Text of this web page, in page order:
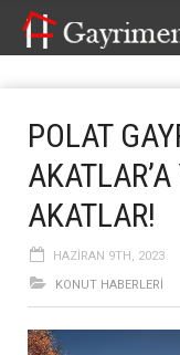
POLAT
AKATLAR!
HAZIRAN 9TH, 2023
KONUT HABERLERI